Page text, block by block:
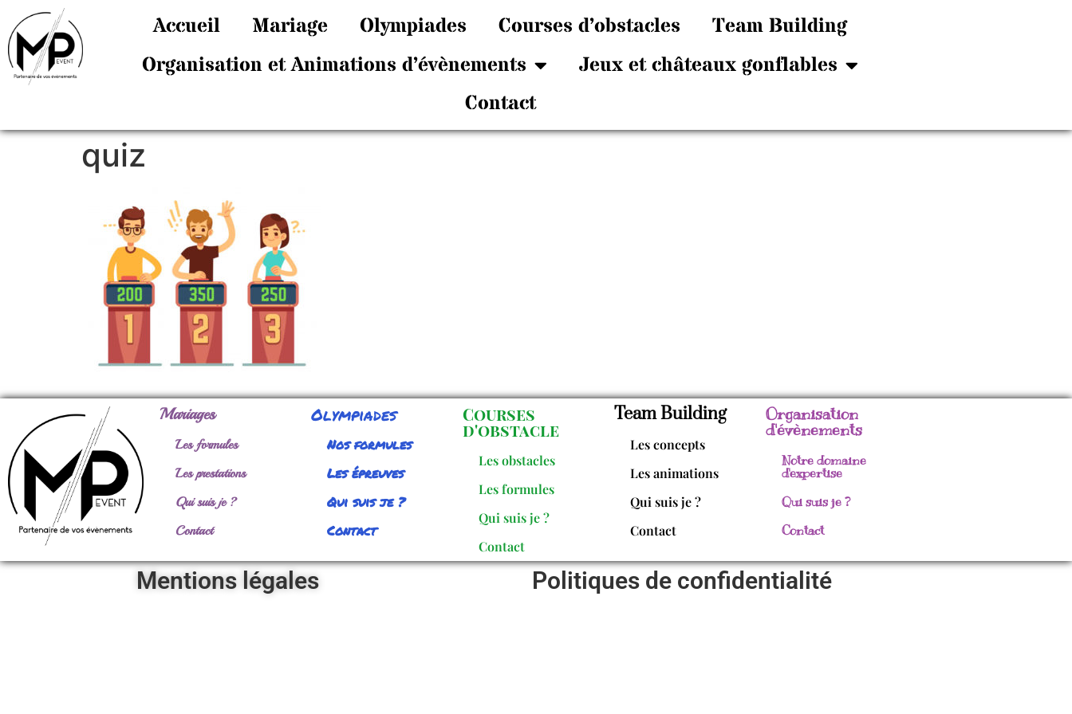
Accueil Mariage Olympiades Courses d’obstacles
Team Building
Organisation et Animations d’évènements
Jeux et châteaux gonflables
Contact
quiz
Mariages
Les formules
Les prestations
Qui suis je ?
Contact
Olympiades
Nos formules
Les épreuves
Qui suis je ?
Contact
Courses
d'obstacle
Les obstacles
Les formules
Qui suis je ?
Contact
Team Building
Les concepts
Les animations
Qui suis je ?
Contact
Organisation
d'évènements
Notre domaine
d'expertise
Qui suis je ?
Contact
Mentions légales Politiques de confidentialité